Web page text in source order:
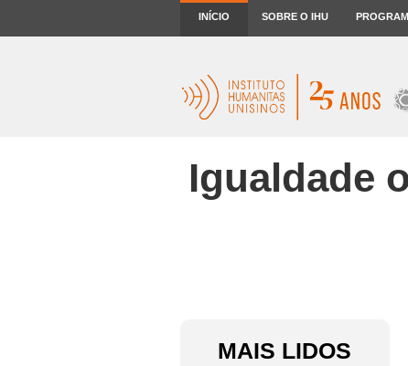
INÍCIO SOBRE O IHU
Igualdade
MAIS LIDOS